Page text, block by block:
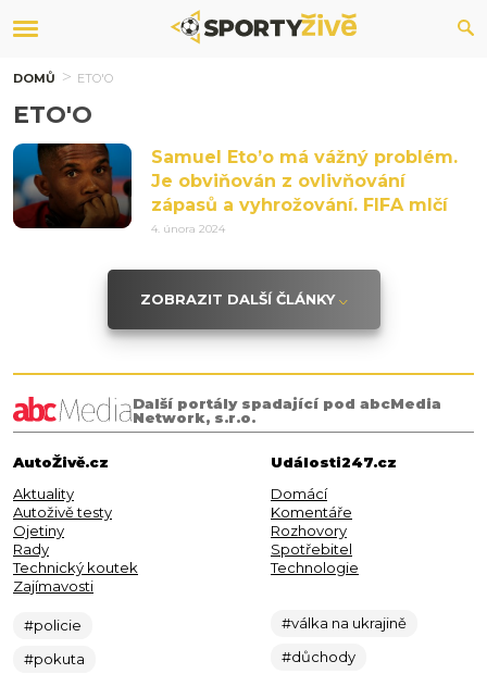
DOMŮ ETO'O
ETO'O
Samuel Eto’o má vážný problém.
Je obviňován z ovlivňování
zápasů a vyhrožování. FIFA mlčí
4. února 2024
ZOBRAZIT DALŠÍ ČLÁNKY
Další portály spadající pod abcMedia
Network, s.r.o.
AutoŽivě.cz
Aktuality
Autoživě testy
Ojetiny
Rady
Technický koutek
Zajímavosti
#policie
#pokuta
Události247.cz
Domácí
Komentáře
Rozhovory
Spotřebitel
Technologie
#válka na ukrajině
#důchody